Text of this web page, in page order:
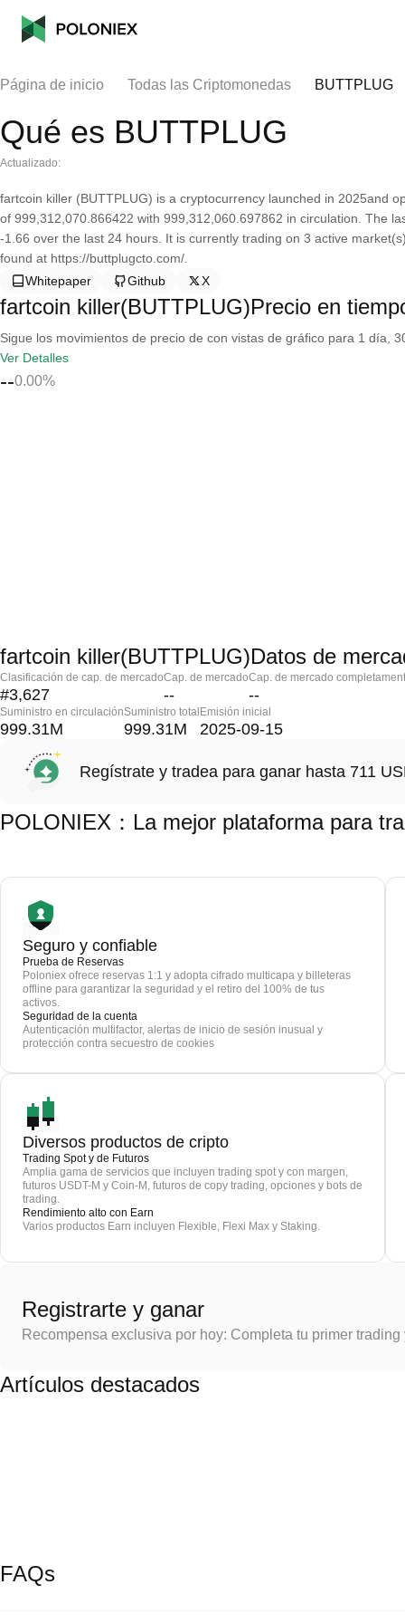
Página de inicio Todas las Criptomonedas BUTTPLUG
Qué es BUTTPLUG
Actualizado:
fartcoin killer (BUTTPLUG) is a cryptocurrency launched in 2025and
of 999,312,070.866422 with 999,312,060.697862 in circulation. The
-1.66 over the last 24 hours. It is currently trading on 3 active
found at https://buttplugcto.com/.
Whitepaper
Github X
fartcoin killer(BUTTPLUG)Precio en
Sigue los movimientos de precio de con vistas de gráfico para 1 día,
Ver Detalles
--0.00%
fartcoin killer(BUTTPLUG)Datos de
Clasificación de cap. de mercado
#3,627
Cap. de mercado
--
Cap. de mercado
--
Suministro en circulación
999.31M
Suministro total
999.31M
Emisión inicial
2025-09-15
Regístrate y tradea para ganar hasta 711
POLONIEX：La mejor plataforma para
Seguro y confiable
Prueba de Reservas
Poloniex ofrece reservas 1:1 y adopta cifrado multicapa y billeteras
offline para garantizar la seguridad y el retiro del 100% de tus
activos.
Seguridad de la cuenta
Autenticación multifactor, alertas de inicio de sesión inusual y
protección contra secuestro de cookies
Diversos productos de cripto
Trading Spot y de Futuros
Amplia gama de servicios que incluyen trading spot y con margen,
futuros USDT-M y Coin-M, futuros de copy trading, opciones y bots de
trading.
Rendimiento alto con Earn
Varios productos Earn incluyen Flexible, Flexi Max y Staking.
Registrarte y ganar
Recompensa exclusiva por hoy: Completa tu primer
Artículos destacados
FAQs